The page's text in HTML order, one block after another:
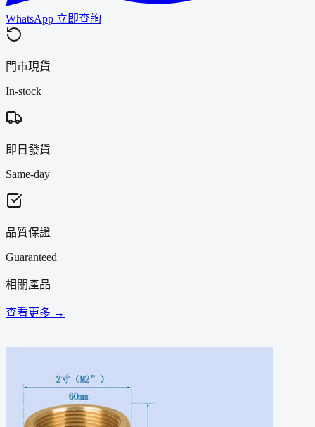
WhatsApp 立即查詢
門市現貨
In-stock
即日發貨
Same-day
品質保證
Guaranteed
相關產品
查看更多 →